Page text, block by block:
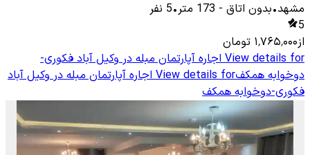
مشهد•بدون اتاق -
173 متر•
5 نفر
5
از۱٬۷۶۵٬۰۰۰ تومان
View details for اجاره آپارتمان مبله در وکیل آباد فکوری-
دوخوابه همکفView details for اجاره آپارتمان مبله در وکیل آباد
فکوری-دوخوابه همکف